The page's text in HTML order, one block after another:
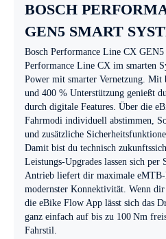
BOSCH
GEN5 SMART
Bosch Performance Line CX
Performance Line CX im smarten
Power mit smarter Vernetzung. Mit
und 400 % Unterstützung genießt
durch digitale Features. Über die
Fahrmodi individuell abstimmen,
und zusätzliche
Damit bist du technisch
Leistungs-Upgrades lassen sich per
Antrieb liefert dir maximale
modernster Konnektivität. Wenn
die eBike Flow App lässt sich das
ganz einfach auf bis zu 100 Nm
Fahrstil.